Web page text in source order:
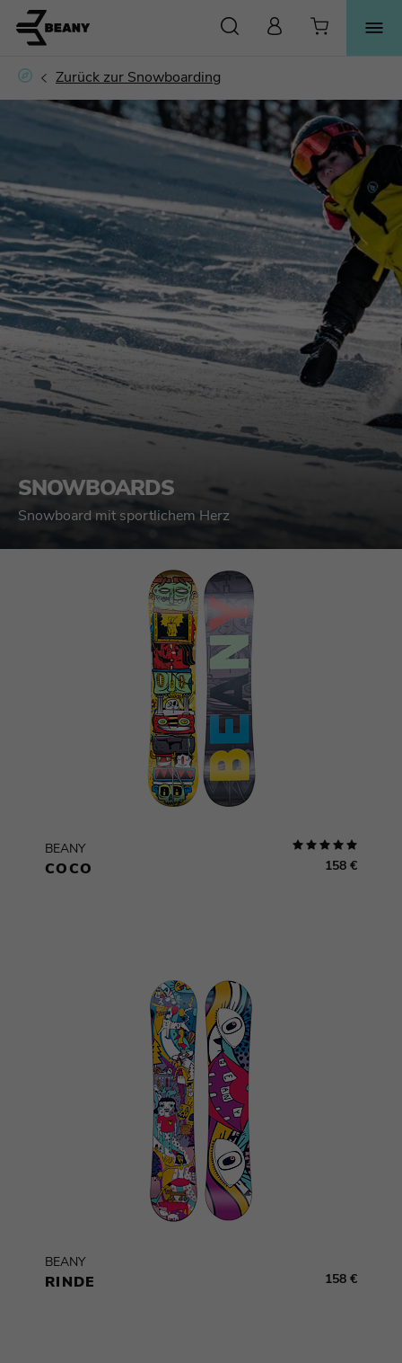
SUCHE
SNOWBOARDS
Snowboard mit sportlichem Herz
BEANY
COCO 158 €
BEANY
RINDE 158 €